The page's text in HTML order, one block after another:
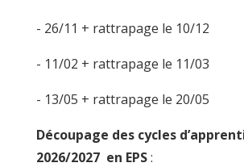
- 26/11 + rattrapage le 10/12
- 11/02 + rattrapage le 11/03
- 13/05 + rattrapage le 20/05
Découpage des cycles
2026/2027 en EPS: